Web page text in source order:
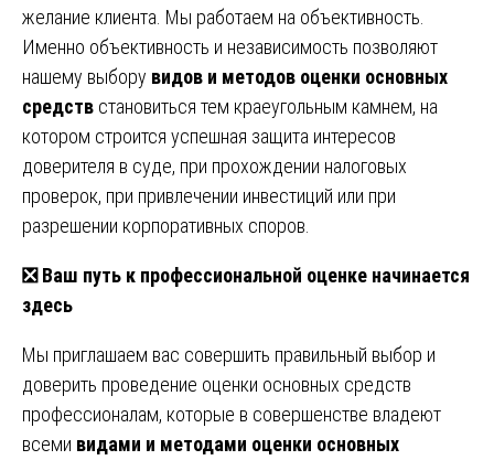
желание клиента. Мы работаем на объективность.
Именно объективность и независимость позволяют
нашему выбору видов и методов оценки основных
средств становиться тем краеугольным камнем, на
котором строится успешная защита интересов
доверителя в суде, при прохождении налоговых
проверок, при привлечении инвестиций или при
разрешении корпоративных споров.
❎Ваш путь к профессиональной оценке начинается
здесь
Мы приглашаем вас совершить правильный выбор и
доверить проведение оценки основных средств
профессионалам, которые в совершенстве владеют
всеми видами и методами оценки основных